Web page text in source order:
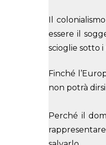
Il
essere il
scioglie sotto
Finché
non potrà
Perché il